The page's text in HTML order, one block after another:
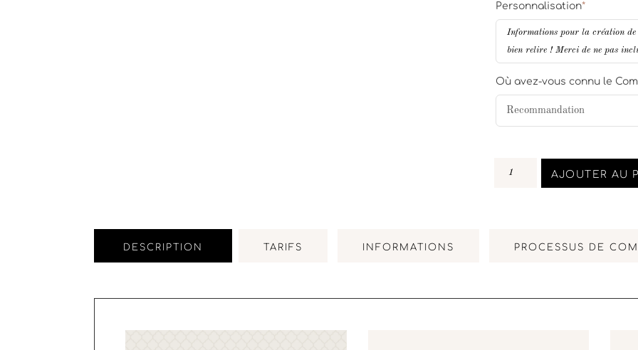
Personnalisation*
Où avez-vous connu le
AJOUTER AU
DESCRIPTION TARIFS INFORMATIONS PROCESSUS DE